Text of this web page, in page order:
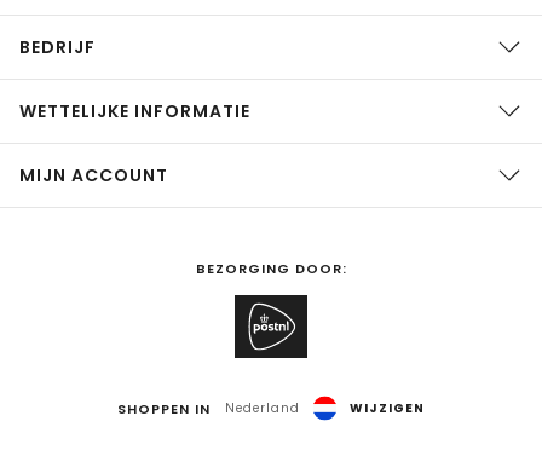
BEDRIJF
WETTELIJKE INFORMATIE
MIJN ACCOUNT
BEZORGING DOOR:
SHOPPEN IN Nederland WIJZIGEN